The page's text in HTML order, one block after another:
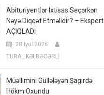
Abituriyentlər Ixtisas Seçərkən
Nəyə Diqqət Etməlidir? – Ekspert
AÇIQLADI
28 İyul 2026
TURAL KƏLBƏCƏRLİ
Müəllimini Güllələyən Şagirdə
Hökm Oxundu